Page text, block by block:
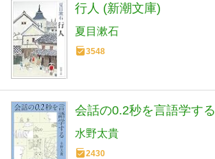
行人 (新潮文庫)
夏目漱石
3548
会話の0.2秒を言語学する
水野太貴
2430